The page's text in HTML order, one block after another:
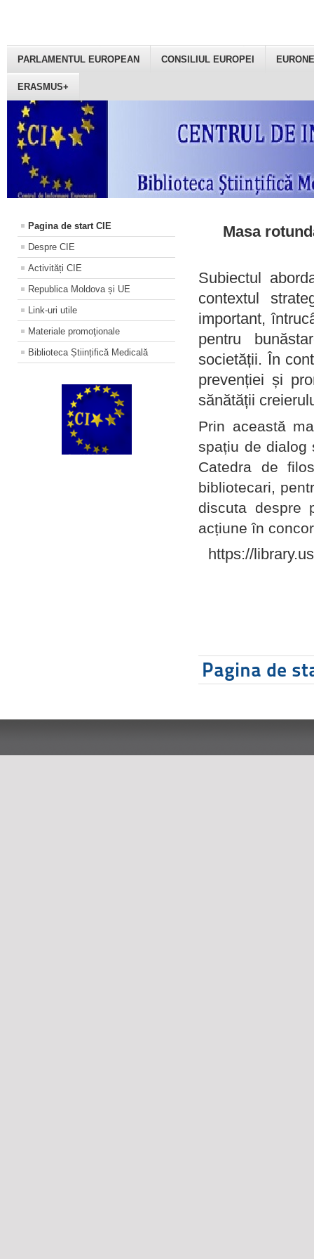
PARLAMENTUL EUROPEAN CONSILIUL EUROPEI
ERASMUS+
Pagina de start CIE
Despre CIE
Activități CIE
Republica Moldova și UE
Link-uri utile
Materiale promoţionale
Biblioteca Științifică Medicală
Masa
Subiectul
contextul
important,
pentru
societății. În
prevenției și
sănătății
Prin această
spațiu de dialog
Catedra de
bibliotecari,
discuta despre
acțiune în
https://
Pagina de